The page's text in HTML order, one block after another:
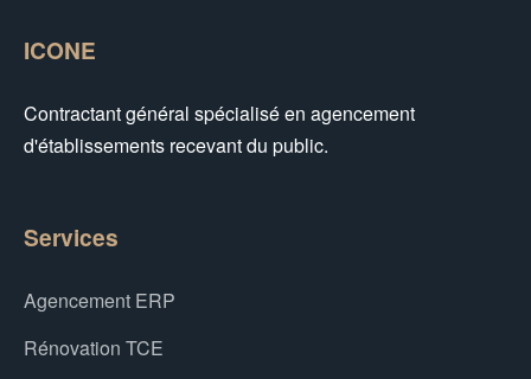
ICONE
Contractant général spécialisé en agencement
d'établissements recevant du public.
Services
Agencement ERP
Rénovation TCE